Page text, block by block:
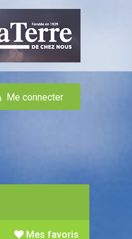
Me connecter
Mes favoris